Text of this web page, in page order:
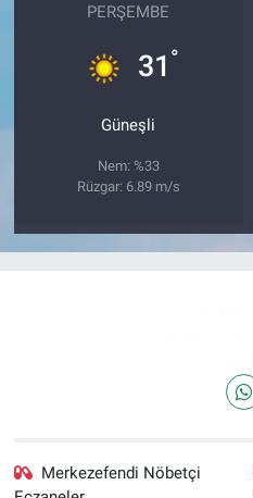
PERŞEMBE
31 °
Güneşli
Nem: %33
Rüzgar: 6.89 m/s
Merkezefendi Nöbetçi